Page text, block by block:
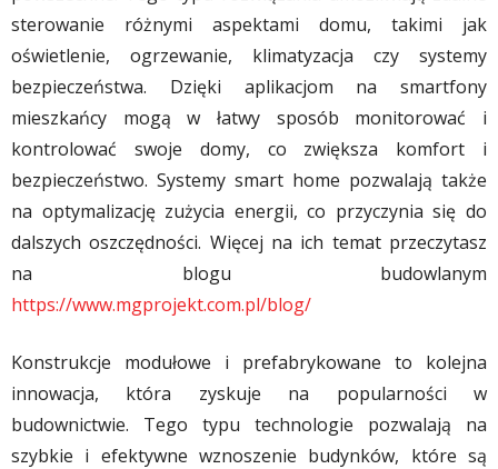
sterowanie różnymi aspektami domu, takimi jak
oświetlenie, ogrzewanie, klimatyzacja czy systemy
bezpieczeństwa. Dzięki aplikacjom na smartfony
mieszkańcy mogą w łatwy sposób monitorować i
kontrolować swoje domy, co zwiększa komfort i
bezpieczeństwo. Systemy smart home pozwalają także
na optymalizację zużycia energii, co przyczynia się do
dalszych oszczędności. Więcej na ich temat przeczytasz
na blogu budowlanym
https://www.mgprojekt.com.pl/blog/
Konstrukcje modułowe i prefabrykowane to kolejna
innowacja, która zyskuje na popularności w
budownictwie. Tego typu technologie pozwalają na
szybkie i efektywne wznoszenie budynków, które są